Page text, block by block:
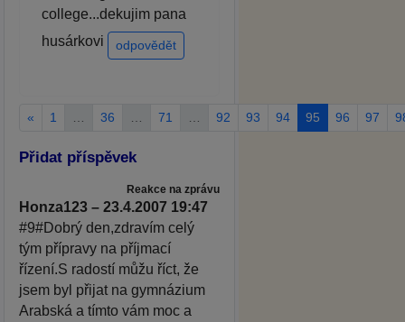
college...dekujim pana
husárkovi
odpovědět
« 1 36 71 92 93 94 95 96 97
Přidat příspěvek
Reakce na zprávu
Honza123 – 23.4.2007 19:47
#9#Dobrý den,zdravím celý
tým přípravy na příjmací
řízení.S radostí můžu říct, že
jsem byl přijat na gymnázium
Arabská a tímto vám moc a